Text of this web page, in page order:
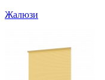
Жалюзи